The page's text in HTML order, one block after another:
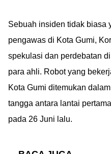
Sebuah insiden tidak biasa
pengawas di Kota Gumi,
spekulasi dan perdebatan
para ahli. Robot yang
Kota Gumi ditemukan
tangga antara lantai
pada 26 Juni lalu.